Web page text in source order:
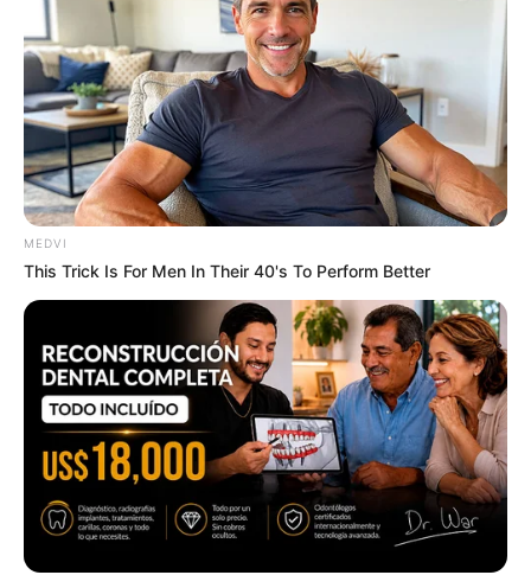
CTA FAVORITE
10 World Cup 2026 Facts Every Football Fan Should
Know
BRAINBERRIES
MEDVI
This Trick Is For Men In Their 40's To Perform Better